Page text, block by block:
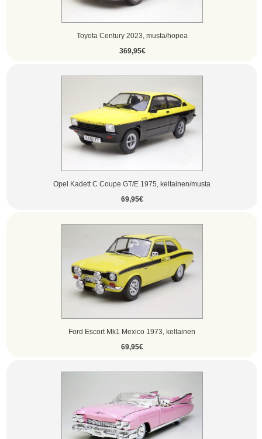
Toyota Century 2023, musta/hopea
369,95€
Opel Kadett C Coupe GT/E 1975, keltainen/musta
69,95€
Ford Escort Mk1 Mexico 1973, keltainen
69,95€